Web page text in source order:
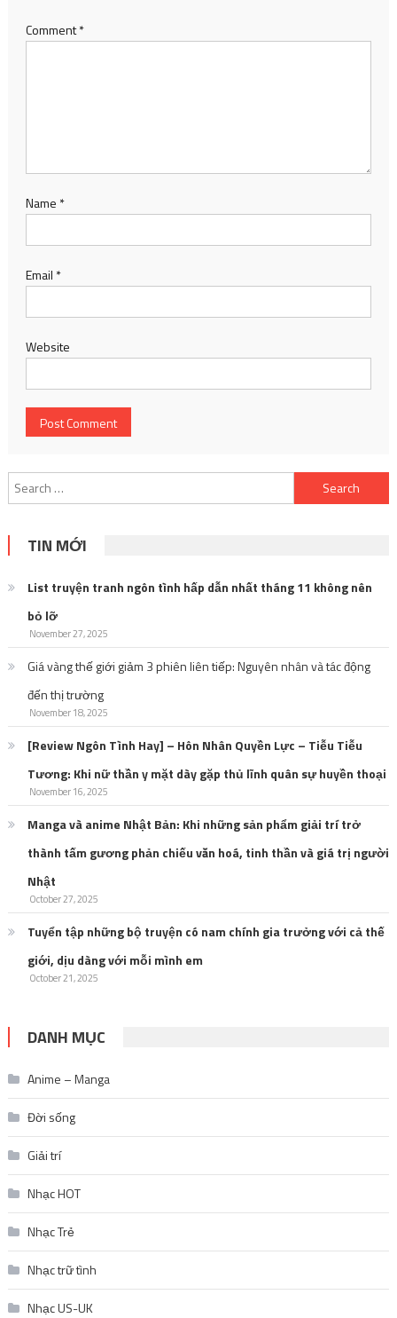
Comment*
Name *
Email *
Website
Search
for:
TIN MỚI
List truyện tranh ngôn tình hấp dẫn nhất tháng 11 không nên
bỏ lỡ
November 27, 2025
Giá vàng thế giới giảm 3 phiên liên tiếp: Nguyên nhân và tác động
đến thị trường
November 18, 2025
[Review Ngôn Tình Hay] – Hôn Nhân Quyền Lực – Tiễu Tiễu
Tương: Khi nữ thần y mặt dày gặp thủ lĩnh quân sự huyền thoại
November 16, 2025
Manga và anime Nhật Bản: Khi những sản phẩm giải trí trở
thành tấm gương phản chiếu văn hoá, tinh thần và giá trị người
Nhật
October 27, 2025
Tuyển tập những bộ truyện có nam chính gia trưởng với cả thế
giới, dịu dàng với mỗi mình em
October 21, 2025
DANH MỤC
Anime – Manga
Đời sống
Giải trí
Nhạc HOT
Nhạc Trẻ
Nhạc trữ tình
Nhạc US-UK